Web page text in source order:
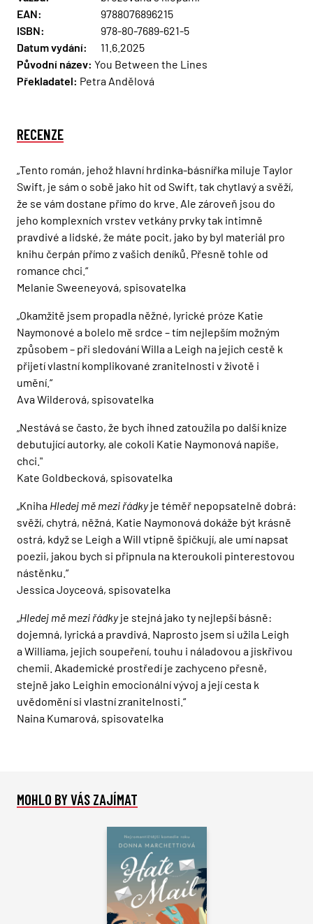
EAN:
9788076896215
ISBN:
978-80-7689-621-5
Datum vydání:
11.6.2025
Původní název: You Between the Lines
Překladatel: Petra Andělová
RECENZE
„Tento román, jehož hlavní hrdinka-básnířka miluje Taylor
Swift, je sám o sobě jako hit od Swift, tak chytlavý a svěží,
že se vám dostane přímo do krve. Ale zároveň jsou do
jeho komplexních vrstev vetkány prvky tak intimně
pravdivé a lidské, že máte pocit, jako by byl materiál pro
knihu čerpán přímo z vašich deníků. Přesně tohle od
romance chci.“
Melanie Sweeneyová, spisovatelka
„Okamžitě jsem propadla něžné, lyrické próze Katie
Naymonové a bolelo mě srdce – tím nejlepším možným
způsobem – při sledování Willa a Leigh na jejich cestě k
přijetí vlastní komplikované zranitelnosti v životě i
umění.“
Ava Wilderová, spisovatelka
„Nestává se často, že bych ihned zatoužila po další knize
debutující autorky, ale cokoli Katie Naymonová napíše,
chci."
Kate Goldbecková, spisovatelka
„Kniha Hledej mě mezi řádkyje téměř nepopsatelně dobrá:
svěží, chytrá, něžná. Katie Naymonová dokáže být krásně
ostrá, když se Leigh a Will vtipně špičkují, ale umí napsat
poezii, jakou bych si připnula na kteroukoli pinterestovou
nástěnku.“
Jessica Joyceová, spisovatelka
„Hledej mě mezi řádkyje stejná jako ty nejlepší básně:
dojemná, lyrická a pravdivá. Naprosto jsem si užila Leigh
a Williama, jejich soupeření, touhu i náladovou a jiskřivou
chemii. Akademické prostředí je zachyceno přesně,
stejně jako Leighin emocionální vývoj a její cesta k
uvědomění si vlastní zranitelnosti.“
Naina Kumarová, spisovatelka
MOHLO BY VÁS ZAJÍMAT